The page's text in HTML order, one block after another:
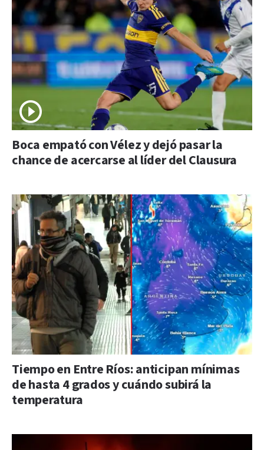
Boca empató con Vélez y dejó pasar la
chance de acercarse al líder del Clausura
Tiempo en Entre Ríos: anticipan mínimas
de hasta 4 grados y cuándo subirá la
temperatura